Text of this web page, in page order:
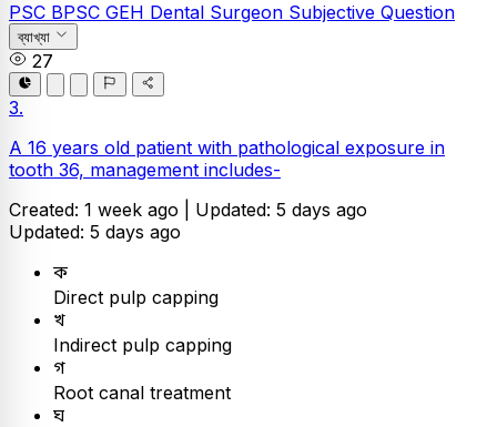
PSC BPSC GEH Dental Surgeon Subjective Question
ব্যাখ্যা
27
3.
A 16 years old patient with pathological exposure in
tooth 36, management includes-
Created: 1 week ago | Updated: 5 days ago
Updated: 5 days ago
ক
Direct pulp capping
খ
Indirect pulp capping
গ
Root canal treatment
ঘ